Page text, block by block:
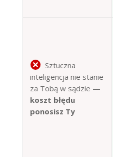
Sztuczna
inteligencja nie stanie
za Tobą w sądzie —
koszt błędu
ponosisz Ty